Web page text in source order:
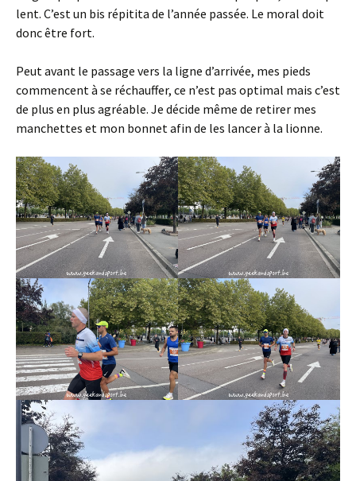
lent. C’est un bis répitita de l’année passée. Le moral doit
donc être fort.
Peut avant le passage vers la ligne d’arrivée, mes pieds
commencent à se réchauffer, ce n’est pas optimal mais c’est
de plus en plus agréable. Je décide même de retirer mes
manchettes et mon bonnet afin de les lancer à la lionne.